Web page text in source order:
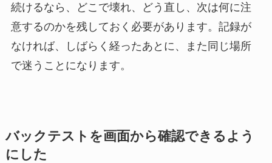
続けるなら、どこで壊れ、どう直し、次は何に注
意するのかを残しておく必要があります。記録が
なければ、しばらく経ったあとに、また同じ場所
で迷うことになります。
バックテストを画面から確認できるよう
にした